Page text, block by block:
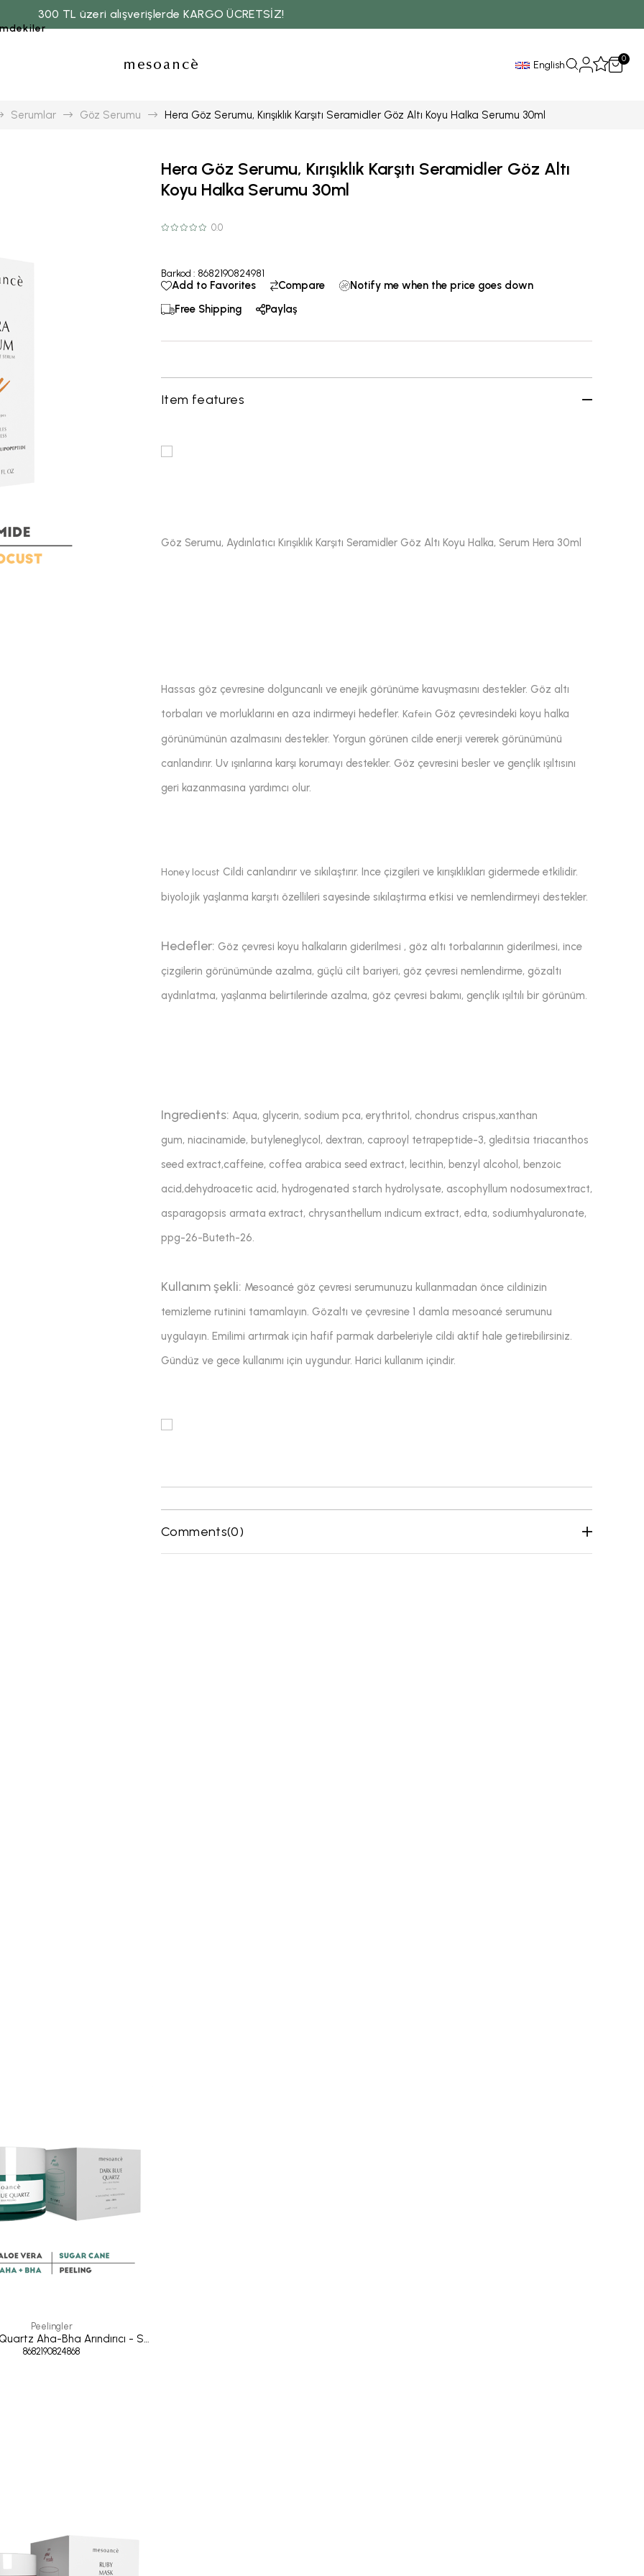
300 TL üzeri alışverişlerde KARGO ÜCRETSİZ!
English 0
Serumlar Göz Serumu Hera Göz Serumu, Kırışıklık Karşıtı Seramidler Göz Altı Koyu Halka Serumu 30ml
Hera Göz Serumu, Kırışıklık Karşıtı Seramidler Göz Altı
Koyu Halka Serumu 30ml
0.0
Barkod : 8682190824981
Add to Favorites Compare
Notify me when the price goes down
Free Shipping
Paylaş
Item features
Göz Serumu, Aydınlatıcı Kırışıklık Karşıtı Seramidler Göz Altı Koyu Halka, Serum Hera 30ml
Hassas göz çevresine dolguncanlı ve enejik görünüme kavuşmasını destekler. Göz altı
torbaları ve morluklarını en aza indirmeyi hedefler. Kafein Göz çevresindeki koyu halka
görünümünün azalmasını destekler. Yorgun görünen cilde enerji vererek görünümünü
canlandırır. Uv ışınlarına karşı korumayı destekler. Göz çevresini besler ve gençlik ışıltısını
geri kazanmasına yardımcı olur.
Honey locust Cildi canlandırır ve sıkılaştırır. Ince çizgileri ve kırışıklıkları gidermede etkilidir.
biyolojik yaşlanma karşıtı özellileri sayesinde sıkılaştırma etkisi ve nemlendirmeyi destekler.
Hedefler: Göz çevresi koyu halkaların giderilmesi , göz altı torbalarının giderilmesi, ince
çizgilerin görünümünde azalma, güçlü cilt bariyeri, göz çevresi nemlendirme, gözaltı
aydınlatma, yaşlanma belirtilerinde azalma, göz çevresi bakımı, gençlik ışıltılı bir görünüm.
Ingredients: Aqua, glycerin, sodium pca, erythritol, chondrus crispus,xanthan
gum, niacinamide, butyleneglycol, dextran, caprooyl tetrapeptide-3, gleditsia triacanthos
seed extract,caffeine, coffea arabica seed extract, lecithin, benzyl alcohol, benzoic
acid,dehydroacetic acid, hydrogenated starch hydrolysate, ascophyllum nodosumextract,
asparagopsis armata extract, chrysanthellum ındicum extract, edta, sodiumhyaluronate,
ppg-26-Buteth-26.
Kullanım şekli: Mesoancé göz çevresi serumunuzu kullanmadan önce cildinizin
temizleme rutinini tamamlayın. Gözaltı ve çevresine 1 damla mesoancé serumunu
uygulayın. Emilimi artırmak için hafif parmak darbeleriyle cildi aktif hale getirebilirsiniz.
Gündüz ve gece kullanımı için uygundur. Harici kullanım içindir.
Comments(0)
Peelingler
Dark Blue Quartz Aha-Bha Arındırıcı - Sebum Dengeleyici Peeling 50 ml
8682190824868